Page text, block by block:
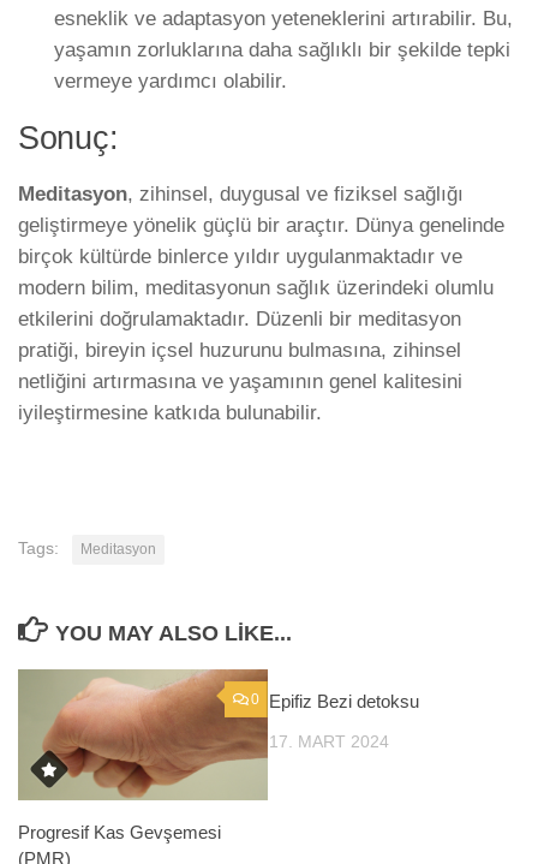
esneklik ve adaptasyon yeteneklerini artırabilir. Bu,
yaşamın zorluklarına daha sağlıklı bir şekilde tepki
vermeye yardımcı olabilir.
Sonuç:
Meditasyon, zihinsel, duygusal ve fiziksel sağlığı
geliştirmeye yönelik güçlü bir araçtır. Dünya genelinde
birçok kültürde binlerce yıldır uygulanmaktadır ve
modern bilim, meditasyonun sağlık üzerindeki olumlu
etkilerini doğrulamaktadır. Düzenli bir meditasyon
pratiği, bireyin içsel huzurunu bulmasına, zihinsel
netliğini artırmasına ve yaşamının genel kalitesini
iyileştirmesine katkıda bulunabilir.
Tags: Meditasyon
YOU MAY ALSO LIKE...
0
Progresif Kas Gevşemesi
(PMR)
Epifiz Bezi detoksu
17. MART 2024